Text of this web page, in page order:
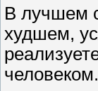
В лучшем
худшем,
человеком.